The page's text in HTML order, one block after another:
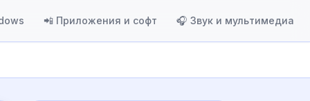
📲 Приложения и софт 🎧 Звук и мультимедиа